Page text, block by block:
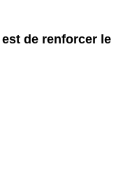
de renforcer le